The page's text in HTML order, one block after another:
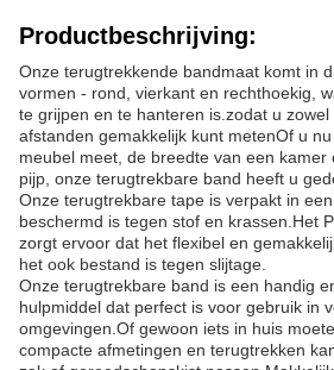
Productbeschrijving:
Onze terugtrekkende bandmaat komt in
vormen - rond, vierkant en rechthoekig,
te grijpen en te hanteren is.zodat u
afstanden gemakkelijk kunt metenOf u
meubel meet, de breedte van een kamer
pijp, onze terugtrekbare band heeft u
Onze terugtrekbare tape is verpakt in
beschermd is tegen stof en krassen.Het
zorgt ervoor dat het flexibel en
het ook bestand is tegen slijtage.
Onze terugtrekbare band is een handig
hulpmiddel dat perfect is voor gebruik in
omgevingen.Of gewoon iets in huis
compacte afmetingen en terugtrekken